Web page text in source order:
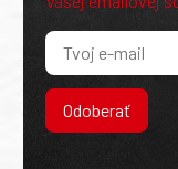
Odoberať